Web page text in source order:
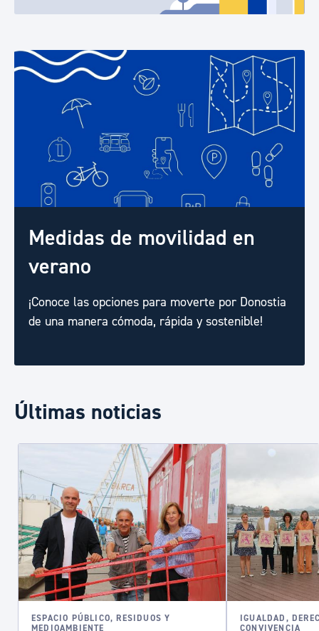
Medidas de movilidad en
verano
¡Conoce las opciones para moverte por Donostia
de una manera cómoda, rápida y sostenible!
Últimas noticias
ESPACIO PÚBLICO, RESIDUOS Y
MEDIOAMBIENTE
IGUALDAD,
CONVIVENCIA